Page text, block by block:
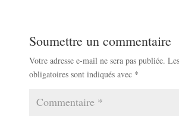
Soumettre un commentaire
Votre adresse e-mail ne sera pas publiée.
obligatoires sont indiqués avec *